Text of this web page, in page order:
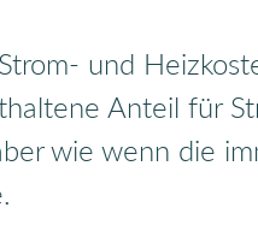
und
Anteil für
wie wenn die